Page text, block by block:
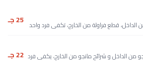
الداخل، قطع فراولة من الخارج، تكفى فرد واحد 25 جـ
من الداخل و شرائح مانجو من الخارج، يكفى فرد 22 جـ